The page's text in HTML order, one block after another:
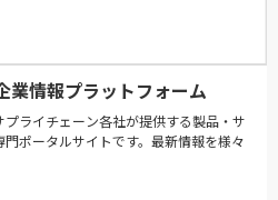
業情報プラットフォーム
ライチェーン各社が提供する製品・サ
ポータルサイトです。最新情報を様々